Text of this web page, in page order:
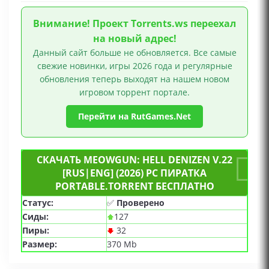
Внимание! Проект Torrents.ws переехал
на новый адрес!
Данный сайт больше не обновляется. Все самые
свежие новинки, игры 2026 года и регулярные
обновления теперь выходят на нашем новом
игровом торрент портале.
Перейти на RutGames.Net
СКАЧАТЬ MEOWGUN: HELL DENIZEN V.22
[RUS|ENG] (2026) PC ПИРАТКА
PORTABLE.TORRENT БЕСПЛАТНО
Статус: ✅ Проверено
Сиды:
127
Пиры:
32
Размер:
370 Mb